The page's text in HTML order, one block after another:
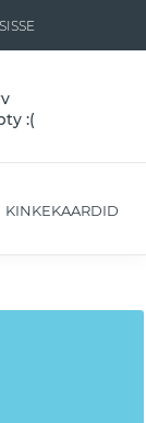
:(
KINKEKAARDID